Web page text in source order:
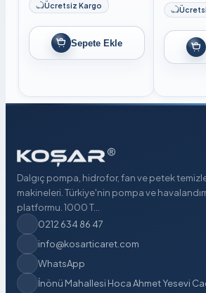
Ücretsiz Kargo
Sepete Ekle
Dalgıç pompa, hidrofor, fan ve petek
makineleri. Türkiye'nin pompa ve
platformu. 1000 T...
0212 634 86 47
info@kosarticaret.com
WhatsApp
İnönü Mahallesi Hoca Ahmet Yesevi